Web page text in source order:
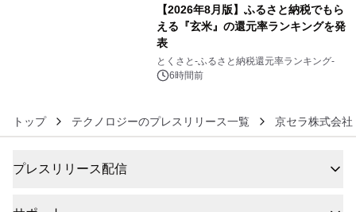
【2026年8月版】ふるさと納税でもら
える『玄米』の還元率ランキングを発
表
とくさと-ふるさと納税還元率ランキング-
6時間前
トップ テクノロジーのプレスリリース一覧 京セラ株式会社
プレスリリース配信